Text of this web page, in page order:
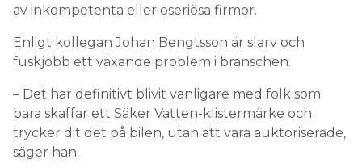
av inkompetenta eller oseriösa firmor.
Enligt kollegan Johan Bengtsson är slarv och
fuskjobb ett växande problem i branschen.
– Det har definitivt blivit vanligare med folk som
bara skaffar ett Säker Vatten-klistermärke och
trycker dit det på bilen, utan att vara auktoriserade,
säger han.